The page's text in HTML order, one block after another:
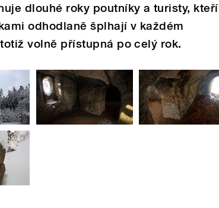
dlouhé roky poutníky a turisty, kteří
odhodlaně šplhají v každém
volně přístupná po celý rok.